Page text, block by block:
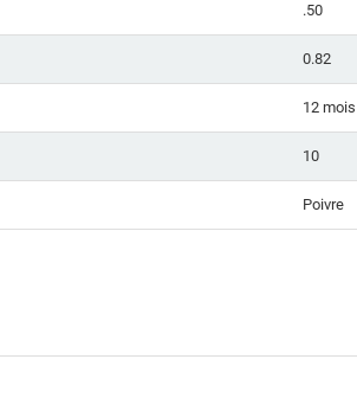
.50
0.82
12 mois
10
Poivre